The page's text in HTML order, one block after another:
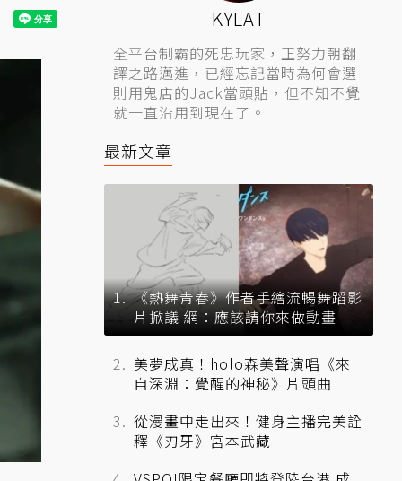
KYLAT
全平台制霸的死忠玩家，正努力朝翻
譯之路邁進，已經忘記當時為何會選
則用鬼店的Jack當頭貼，但不知不覺
就一直沿用到現在了。
最新文章
《熱舞青春》作者手繪流暢舞蹈影
片掀議 網：應該請你來做動畫
美夢成真！holo森美聲演唱《來
自深淵：覺醒的神秘》片頭曲
從漫畫中走出來！健身主播完美詮
釋《刃牙》宮本武藏